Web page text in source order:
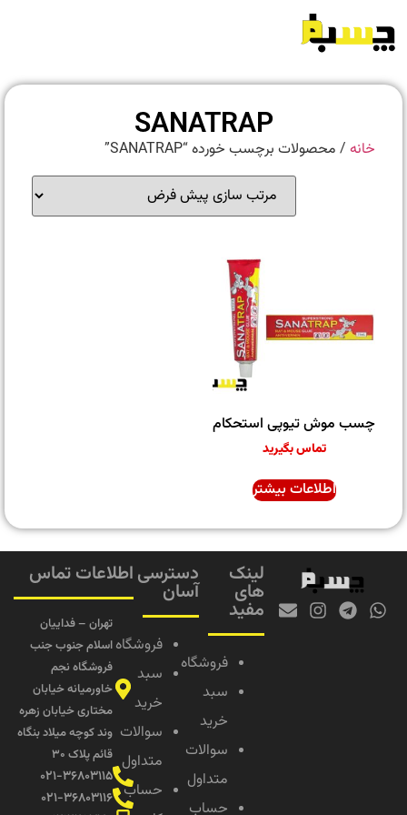
SANATRAP
خانه/ محصولات برچسب خورده “SANATRAP”
چسب موش تیوپی استحکام
تماس بگیرید
اطلاعات بیشتر
لینک
های
مفید
فروشگاه
سبد
خرید
سوالات
متداول
حساب
دسترسی
آسان
فروشگاه
سبد
خرید
سوالات
متداول
حساب
اطلاعات تماس
تهران – فداییان
اسلام جنوب جنب
فروشگاه نجم
خاورمیانه خیابان
مختاری خیابان زهره
وند کوچه میلاد بنگاه
قائم پلاک ۳۰
۰۲۱-۳۶۸۰۳۱۱۵
۰۲۱-۳۶۸۰۳۱۱۶